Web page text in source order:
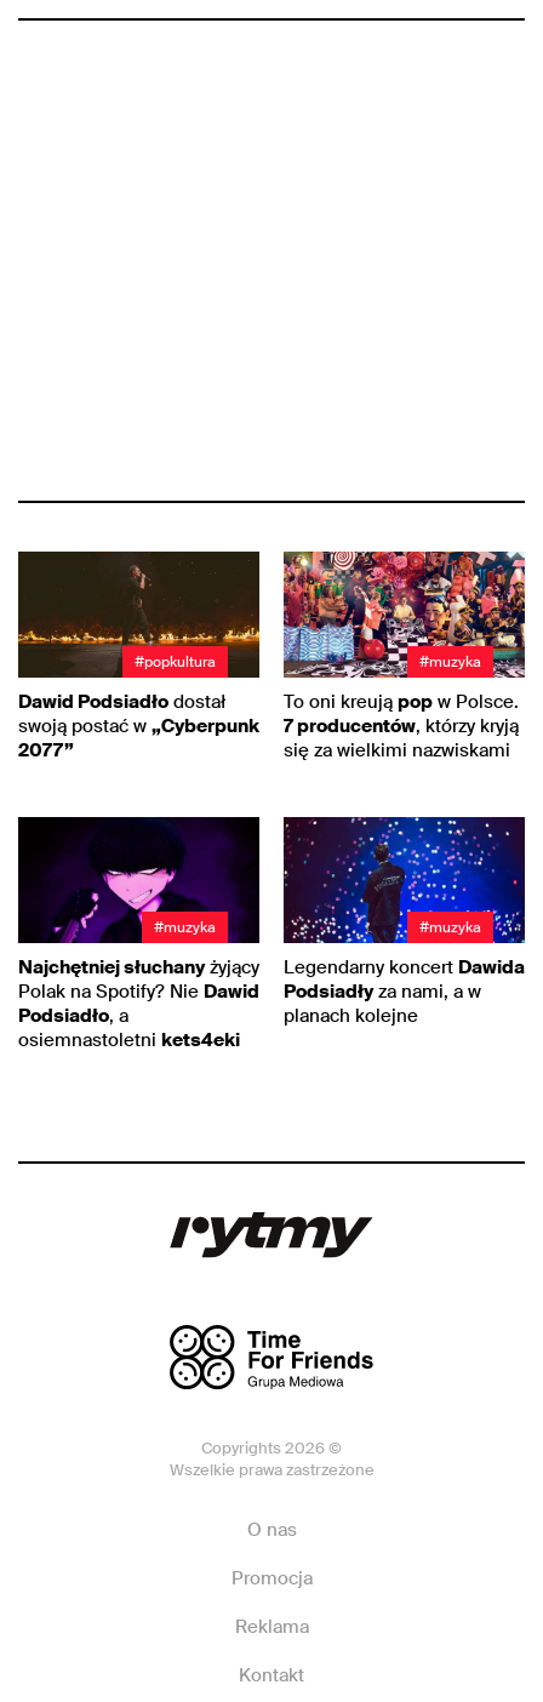
#popkultura
Dawid Podsiadło dostał
swoją postać w „Cyberpunk
2077”
#muzyka
To oni kreują pop w Polsce.
7 producentów, którzy kryją
się za wielkimi nazwiskami
#muzyka
Najchętniej słuchanyżyjący
Polak na Spotify? Nie Dawid
Podsiadło, a
osiemnastoletni kets4eki
#muzyka
Legendarny koncert Dawida
Podsiadłyza nami, a w
planach kolejne
Copyrights 2026 ©
Wszelkie prawa zastrzeżone
O nas
Promocja
Reklama
Kontakt